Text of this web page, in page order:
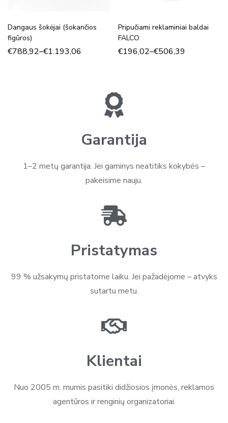
Dangaus šokėjai (šokančios
figūros)
€788,92–€1.193,06
Pripučiami reklaminiai baldai
FALCO
€196,02–€506,39
Garantija
1–2 metų garantija. Jei gaminys neatitiks kokybės –
pakeisime nauju.
Pristatymas
99 % užsakymų pristatome laiku. Jei pažadėjome – atvyks
sutartu metu.
Klientai
Nuo 2005 m. mumis pasitiki didžiosios įmonės, reklamos
agentūros ir renginių organizatoriai.